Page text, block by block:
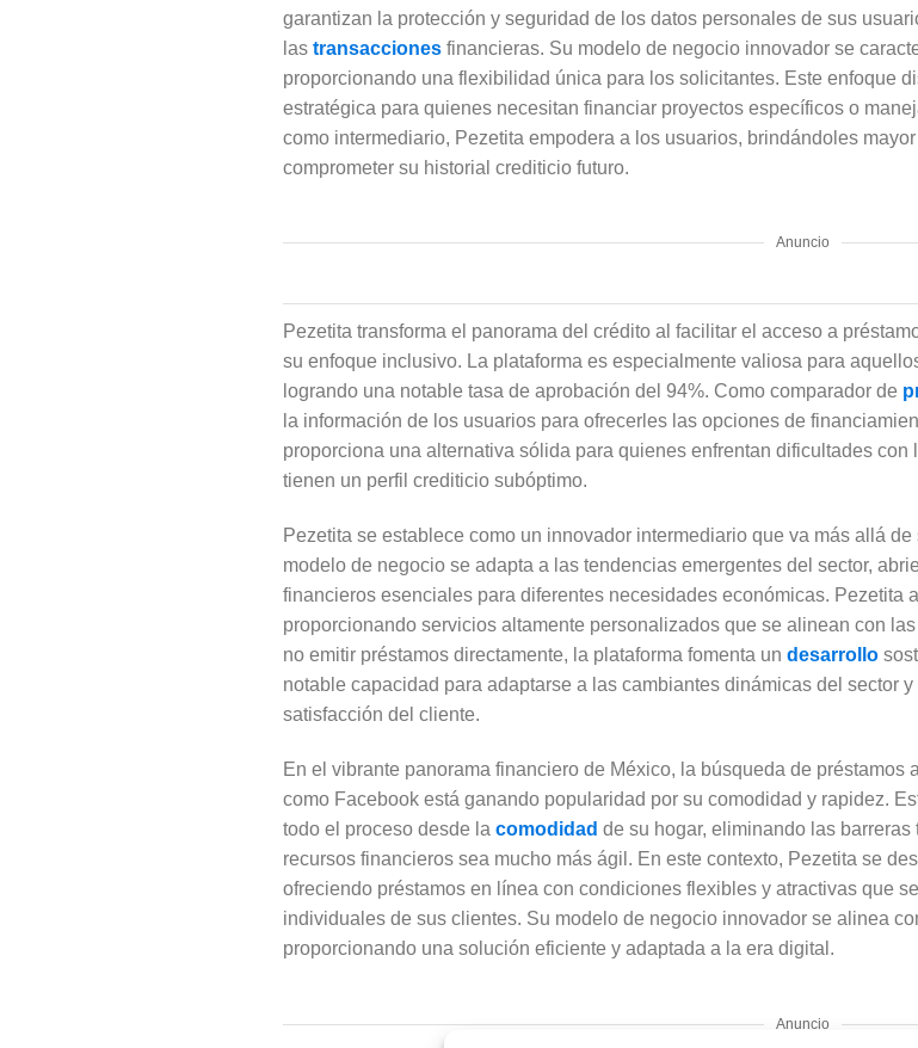
garantizan la protección y seguridad de los datos personales de sus
las transacciones financieras. Su modelo de negocio innovador se
proporcionando una flexibilidad única para los solicitantes. Este enfoque
estratégica para quienes necesitan financiar proyectos específicos o
como intermediario, Pezetita empodera a los usuarios, brindándoles
comprometer su historial crediticio futuro.
Anuncio
Pezetita transforma el panorama del crédito al facilitar el acceso a
su enfoque inclusivo. La plataforma es especialmente valiosa para
logrando una notable tasa de aprobación del 94%. Como comparador de
la información de los usuarios para ofrecerles las opciones de
proporciona una alternativa sólida para quienes enfrentan dificultades
tienen un perfil crediticio subóptimo.
Pezetita se establece como un innovador intermediario que va más allá
modelo de negocio se adapta a las tendencias emergentes del sector,
financieros esenciales para diferentes necesidades económicas. Pezetita
proporcionando servicios altamente personalizados que se alinean con
no emitir préstamos directamente, la plataforma fomenta un desarrollo
notable capacidad para adaptarse a las cambiantes dinámicas del sector
satisfacción del cliente.
En el vibrante panorama financiero de México, la búsqueda de
como Facebook está ganando popularidad por su comodidad y rapidez.
todo el proceso desde la comodidad de su hogar, eliminando las
recursos financieros sea mucho más ágil. En este contexto, Pezetita se
ofreciendo préstamos en línea con condiciones flexibles y atractivas que
individuales de sus clientes. Su modelo de negocio innovador se alinea
proporcionando una solución eficiente y adaptada a la era digital.
Anuncio